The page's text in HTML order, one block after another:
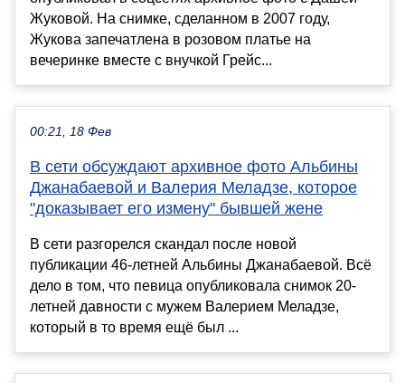
Жуковой. На снимке, сделанном в 2007 году,
Жукова запечатлена в розовом платье на
вечеринке вместе с внучкой Грейс...
00:21, 18 Фев
В сети обсуждают архивное фото Альбины
Джанабаевой и Валерия Меладзе, которое
"доказывает его измену" бывшей жене
В сети разгорелся скандал после новой
публикации 46-летней Альбины Джанабаевой. Всё
дело в том, что певица опубликовала снимок 20-
летней давности с мужем Валерием Меладзе,
который в то время ещё был ...